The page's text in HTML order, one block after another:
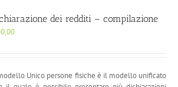
dei redditi – compilazione
Unico persone fisiche è il modello unificato